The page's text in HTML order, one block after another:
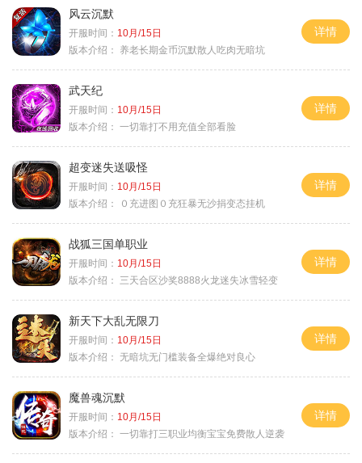
风云沉默
开服时间： 10月/15日
版本介绍：
养老长期金币沉默散人吃肉无暗坑
详情
武天纪
开服时间： 10月/15日
版本介绍： 一切靠打不用充值全部看脸
详情
超变迷失送吸怪
开服时间： 10月/15日
版本介绍：
０充进图０充狂暴无沙捐变态挂机
详情
战狐三国单职业
开服时间： 10月/15日
版本介绍：
三天合区沙奖8888火龙迷失冰雪轻变
详情
新天下大乱无限刀
开服时间： 10月/15日
版本介绍： 无暗坑无门槛装备全爆绝对良心
详情
魔兽魂沉默
开服时间： 10月/15日
版本介绍： 一切靠打三职业均衡宝宝免费散人逆袭
详情